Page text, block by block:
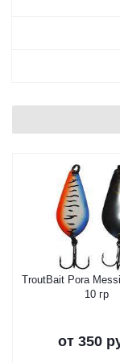
TroutBait Pora
10 гр
от 350